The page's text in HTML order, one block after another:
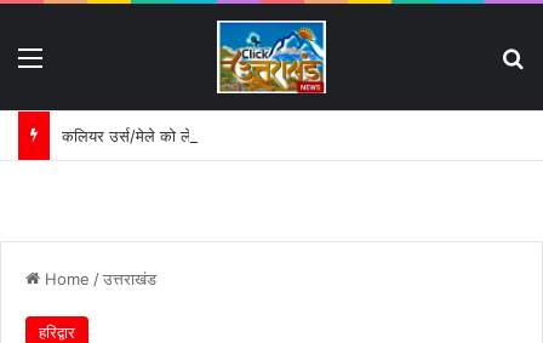
कलियर उर्स/मेले को लेकर पुलिस की बैठक:
Home /उत्तराखंड
हरिद्वार